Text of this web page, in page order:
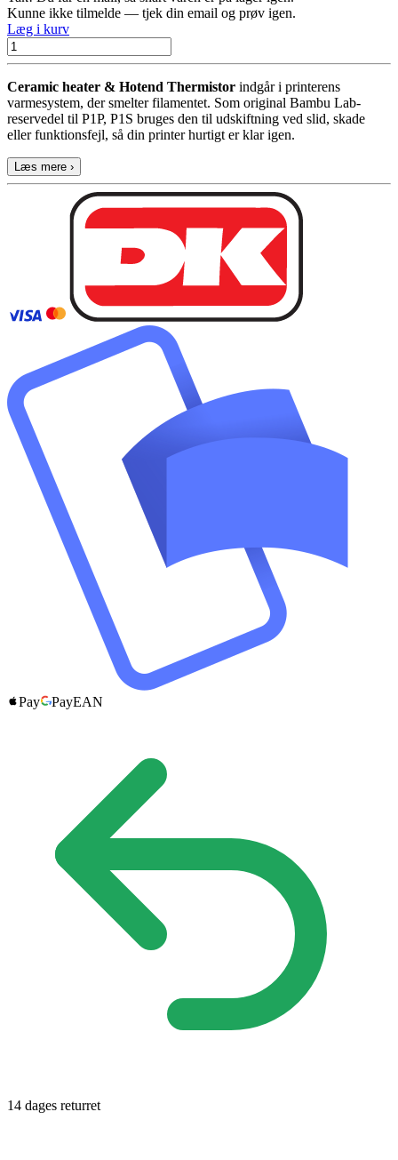
Kunne ikke tilmelde — tjek din email og prøv igen.
Læg i kurv
Ceramic heater & Hotend Thermistor indgår i printerens
varmesystem, der smelter filamentet. Som original Bambu Lab-
reservedel til P1P, P1S bruges den til udskiftning ved slid, skade
eller funktionsfejl, så din printer hurtigt er klar igen.
Læs mere ›
Pay PayEAN
14 dages returret